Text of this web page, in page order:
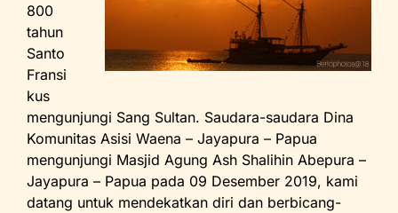
800
tahun
Santo
Fransi
kus
mengunjungi Sang Sultan. Saudara-saudara Dina
Komunitas Asisi Waena – Jayapura – Papua
mengunjungi Masjid Agung Ash Shalihin Abepura –
Jayapura – Papua pada 09 Desember 2019, kami
datang untuk mendekatkan diri dan berbicang-